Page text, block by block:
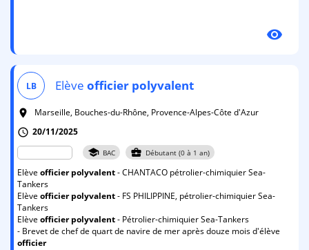
visibility
LB Elève officier polyvalent
room
Marseille, Bouches-du-Rhône, Provence-Alpes-Côte d'Azur
schedule 20/11/2025
school BAC business_center Débutant (0 à 1 an)
Elève officier polyvalent- CHANTACO pétrolier-chimiquier Sea-
Tankers
Elève officier polyvalent- FS PHILIPPINE, pétrolier-chimiquier Sea-
Tankers
Elève officier polyvalent- Pétrolier-chimiquier Sea-Tankers
- Brevet de chef de quart de navire de mer après douze mois d'élève
officier